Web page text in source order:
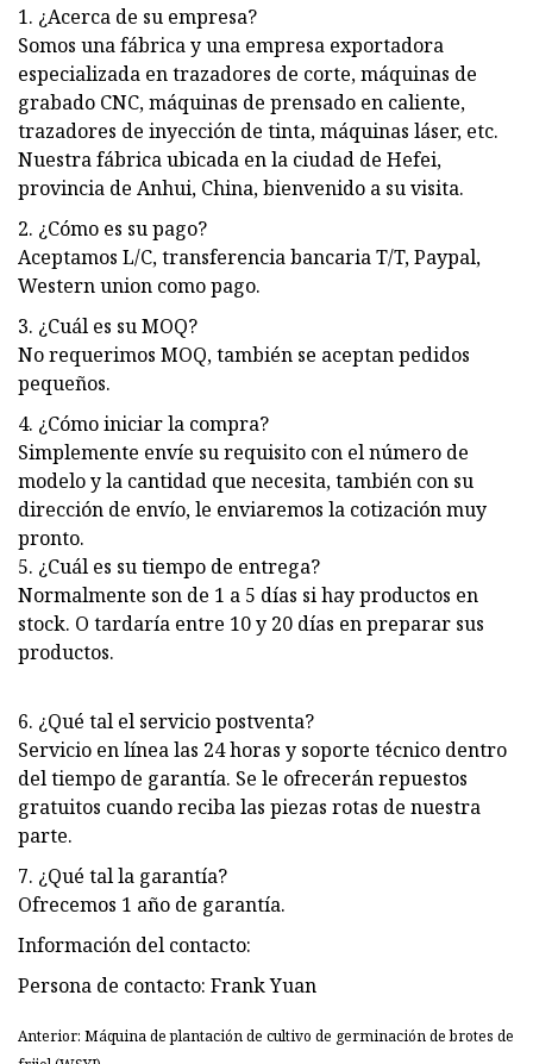
1. ¿Acerca de su empresa?
Somos una fábrica y una empresa exportadora
especializada en trazadores de corte, máquinas de
grabado CNC, máquinas de prensado en caliente,
trazadores de inyección de tinta, máquinas láser, etc.
Nuestra fábrica ubicada en la ciudad de Hefei,
provincia de Anhui, China, bienvenido a su visita.
2. ¿Cómo es su pago?
Aceptamos L/C, transferencia bancaria T/T, Paypal,
Western union como pago.
3. ¿Cuál es su MOQ?
No requerimos MOQ, también se aceptan pedidos
pequeños.
4. ¿Cómo iniciar la compra?
Simplemente envíe su requisito con el número de
modelo y la cantidad que necesita, también con su
dirección de envío, le enviaremos la cotización muy
pronto.
5. ¿Cuál es su tiempo de entrega?
Normalmente son de 1 a 5 días si hay productos en
stock. O tardaría entre 10 y 20 días en preparar sus
productos.
6. ¿Qué tal el servicio postventa?
Servicio en línea las 24 horas y soporte técnico dentro
del tiempo de garantía. Se le ofrecerán repuestos
gratuitos cuando reciba las piezas rotas de nuestra
parte.
7. ¿Qué tal la garantía?
Ofrecemos 1 año de garantía.
Información del contacto:
Persona de contacto: Frank Yuan
Anterior: Máquina de plantación de cultivo de germinación de brotes de